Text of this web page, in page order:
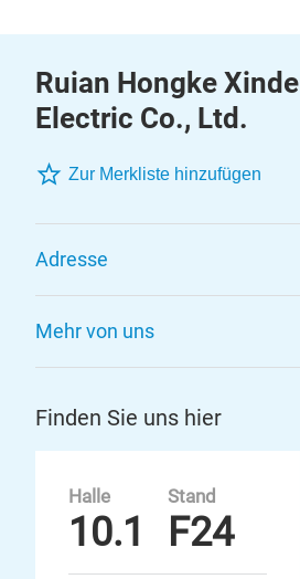
Ruian Hongke Xinde
Electric Co., Ltd.
Zur Merkliste hinzufügen
Adresse
Mehr von uns
Finden Sie uns hier
Halle
10.1
Stand
F24